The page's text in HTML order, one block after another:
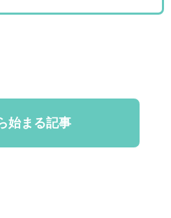
始まる記事